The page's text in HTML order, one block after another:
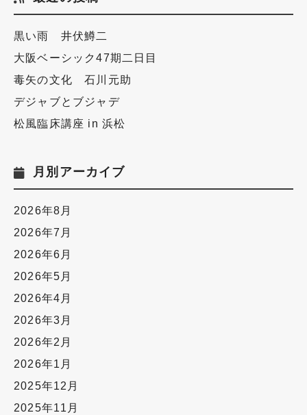
黒い雨 井伏鱒二
大阪ベーシック47期二日目
毒矢の文化 石川元助
デジャブとブジャデ
松風臨床講座 in 浜松
月別アーカイブ
2026年8月
2026年7月
2026年6月
2026年5月
2026年4月
2026年3月
2026年2月
2026年1月
2025年12月
2025年11月